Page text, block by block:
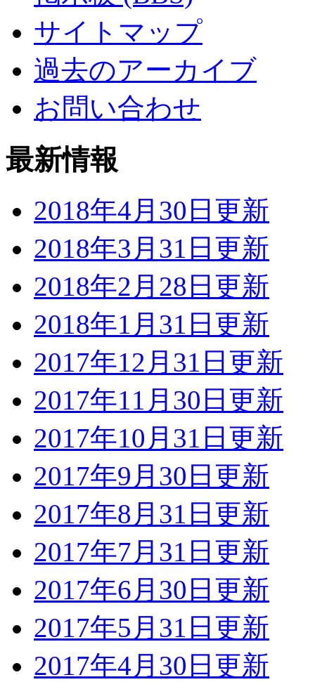
サイトマップ
過去のアーカイブ
お問い合わせ
最新情報
2018年4月30日更新
2018年3月31日更新
2018年2月28日更新
2018年1月31日更新
2017年12月31日更新
2017年11月30日更新
2017年10月31日更新
2017年9月30日更新
2017年8月31日更新
2017年7月31日更新
2017年6月30日更新
2017年5月31日更新
2017年4月30日更新